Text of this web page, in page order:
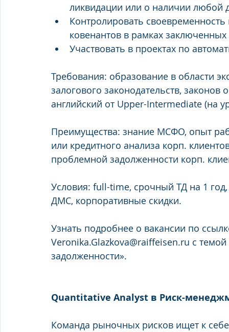
ликвидации или о наличии любой
Контролировать
ковенантов в рамках
Участвовать в проектах по
Требования: образование в области
залогового законодательств,
английский от Upper-Intermediate (на
Преимущества: знание МСФО, опыт
или кредитного анализа корп.
проблемной задолженности корп.
Условия: full-time, срочный ТД на 1
ДМС, корпоративные скидки.
Узнать подробнее о вакансии по
Veronika.Glazkova@raiffeisen.ru с
задолженности».
Quantitative Analyst в Риск-
Команда рыночных рисков ищет к себе